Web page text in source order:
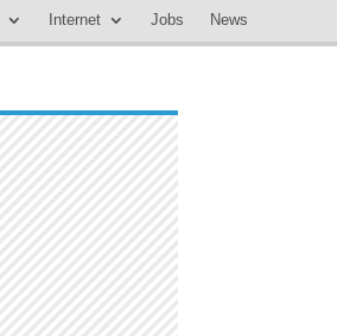
Internet Jobs News